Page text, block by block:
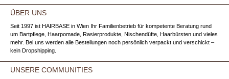
ÜBER UNS
Seit 1997 ist HAIRBASE in Wien Ihr Familienbetrieb für kompetente Beratung rund
um Bartpflege, Haarpomade, Rasierprodukte, Nischendüfte, Haarbürsten und vieles
mehr. Bei uns werden alle Bestellungen noch persönlich verpackt und verschickt –
kein Dropshipping.
UNSERE COMMUNITIES